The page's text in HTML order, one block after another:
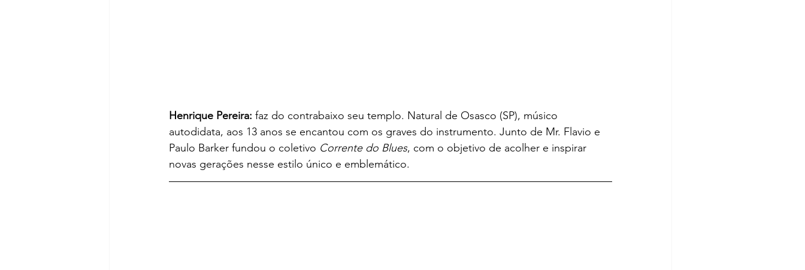
Henrique Pereira: faz do contrabaixo seu templo. Natural de Osasco (SP), músico
autodidata, aos 13 anos se encantou com os graves do instrumento. Junto de Mr. Flavio e
Paulo Barker fundou o coletivo Corrente do Blues, com o objetivo de acolher e inspirar
novas gerações nesse estilo único e emblemático.